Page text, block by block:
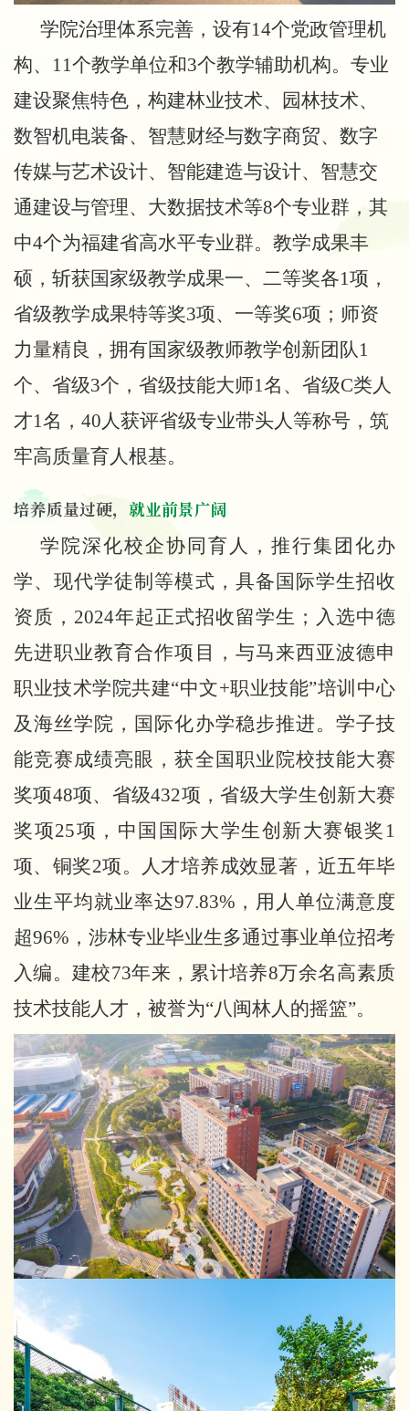
学院治理体系完善，设有14个党政管理机
构、11个教学单位和3个教学辅助机构。专业
建设聚焦特色，构建林业技术、园林技术、
数智机电装备、智慧财经与数字商贸、数字
传媒与艺术设计、智能建造与设计、智慧交
通建设与管理、大数据技术等8个专业群，其
中4个为福建省高水平专业群。教学成果丰
硕，斩获国家级教学成果一、二等奖各1项，
省级教学成果特等奖3项、一等奖6项；师资
力量精良，拥有国家级教师教学创新团队1
个、省级3个，省级技能大师1名、省级C类人
才1名，40人获评省级专业带头人等称号，筑
牢高质量育人根基。
培养质量过硬， 就业前景广阔
学院深化校企协同育人，推行集团化办
学、现代学徒制等模式，具备国际学生招收
资质， 2024年起正式招收留学生；入选中德
先进职业教育合作项目，与马来西亚波德申
职业技术学院共建“中文+职业技能”培训中心
及海丝学院，国际化办学稳步推进。学子技
能竞赛成绩亮眼，获全国职业院校技能大赛
奖项48项、省级432项，省级大学生创新大赛
奖项25项，中国国际大学生创新大赛银奖1
项、铜奖2项。人才培养成效显著，近五年毕
业生平均就业率达97.83%，用人单位满意度
超96%，涉林专业毕业生多通过事业单位招考
入编。建校73年来，累计培养8万余名高素质
技术技能人才，被誉为“八闽林人的摇篮”。